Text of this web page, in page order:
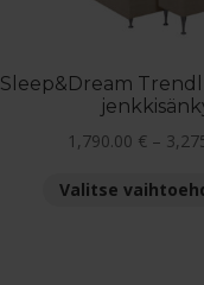
Sleep&Dream
1,790.00 € –
Valitse